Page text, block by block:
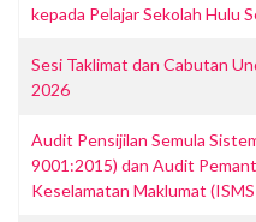
kepada Pelajar Sekolah Hulu
Sesi Taklimat dan Cabutan
2026
Audit Pensijilan Semula
9001:2015) dan Audit
Keselamatan Maklumat